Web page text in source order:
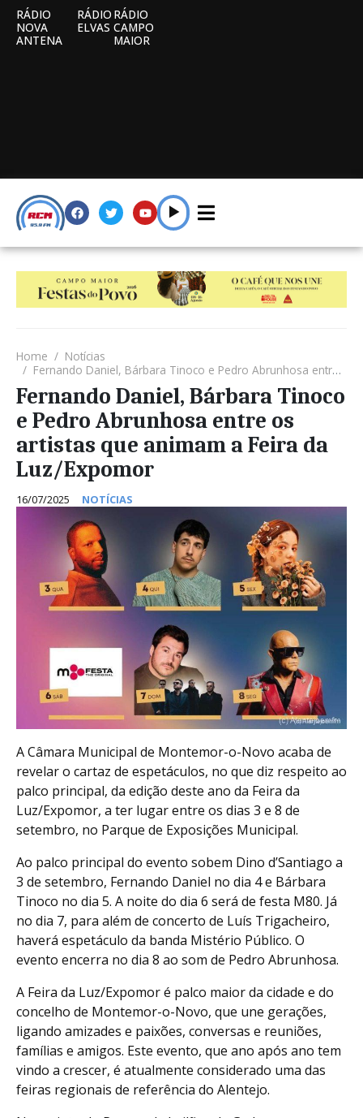
RÁDIO
NOVA
ANTENA
RÁDIO
ELVAS
RÁDIO
CAMPO
MAIOR
Home
Notícias
Fernando Daniel, Bárbara Tinoco e Pedro Abrunhosa entre os artistas que animam a Feira da Luz/Expomor
Fernando Daniel, Bárbara Tinoco
e Pedro Abrunhosa entre os
artistas que animam a Feira da
Luz/Expomor
16/07/2025 NOTÍCIAS
A Câmara Municipal de Montemor-o-Novo acaba de
revelar o cartaz de espetáculos, no que diz respeito ao
palco principal, da edição deste ano da Feira da
Luz/Expomor, a ter lugar entre os dias 3 e 8 de
setembro, no Parque de Exposições Municipal.
Ao palco principal do evento sobem Dino d’Santiago a
3 de setembro, Fernando Daniel no dia 4 e Bárbara
Tinoco no dia 5. A noite do dia 6 será de festa M80. Já
no dia 7, para além de concerto de Luís Trigacheiro,
haverá espetáculo da banda Mistério Público. O
evento encerra no dia 8 ao som de Pedro Abrunhosa.
A Feira da Luz/Expomor é palco maior da cidade e do
concelho de Montemor-o-Novo, que une gerações,
ligando amizades e paixões, conversas e reuniões,
famílias e amigos. Este evento, que ano após ano tem
vindo a crescer, é atualmente considerado uma das
feiras regionais de referência do Alentejo.